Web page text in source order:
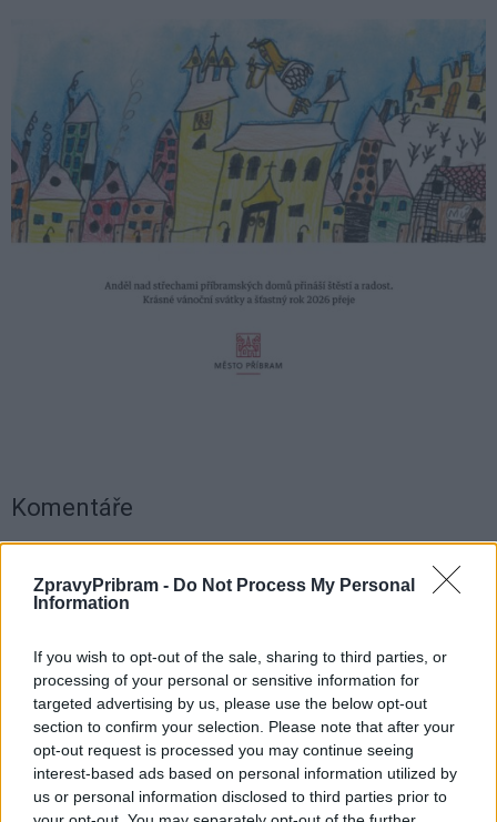
ZpravyPribram - Do Not Process My Personal
Information
If you wish to opt-out of the sale, sharing to third parties, or
processing of your personal or sensitive information for
targeted advertising by us, please use the below opt-out
section to confirm your selection. Please note that after your
opt-out request is processed you may continue seeing
interest-based ads based on personal information utilized by
us or personal information disclosed to third parties prior to
Komentáře